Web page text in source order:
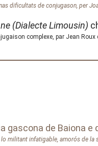
dificultats de conjugason, per
(Dialecte Limousin)
complexe, par Jean
gascona de Baiona
lo militant infatigable, amorós de la